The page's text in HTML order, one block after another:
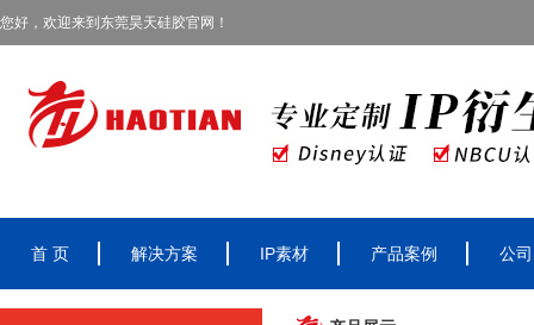
您好，欢迎来到东莞昊天硅胶官网！
首 页 解决方案 IP素材 产品案例 公